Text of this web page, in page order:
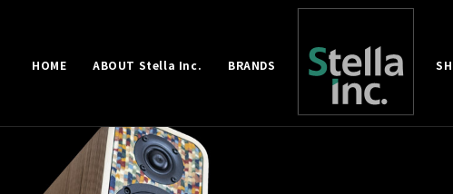
HOME ABOUT Stella Inc. BRANDS